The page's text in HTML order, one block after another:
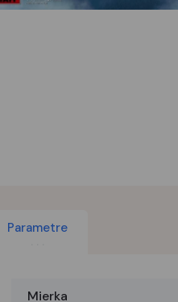
Parametre
Mierka